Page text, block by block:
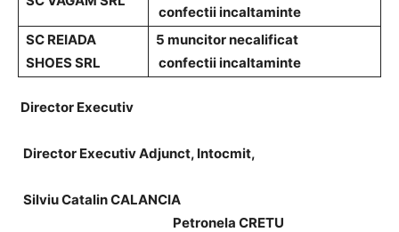
confectii incaltaminte
SC REIADA
SHOES SRL
5 muncitor necalificat
confectii incaltaminte
Director Executiv
Director Executiv Adjunct, Intocmit,
Silviu Catalin CALANCIA
Petronela CRETU